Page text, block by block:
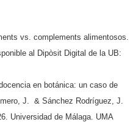
vs. complements alimentosos.
al Dipòsit Digital de la UB:
en botánica: un caso de
J. & Sánchez Rodríguez, J.
Universidad de Málaga. UMA